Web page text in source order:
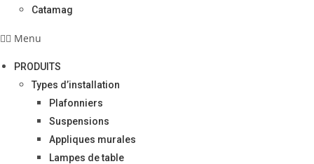
Catamag
Menu
PRODUITS
Types d’installation
Plafonniers
Suspensions
Appliques murales
Lampes de table